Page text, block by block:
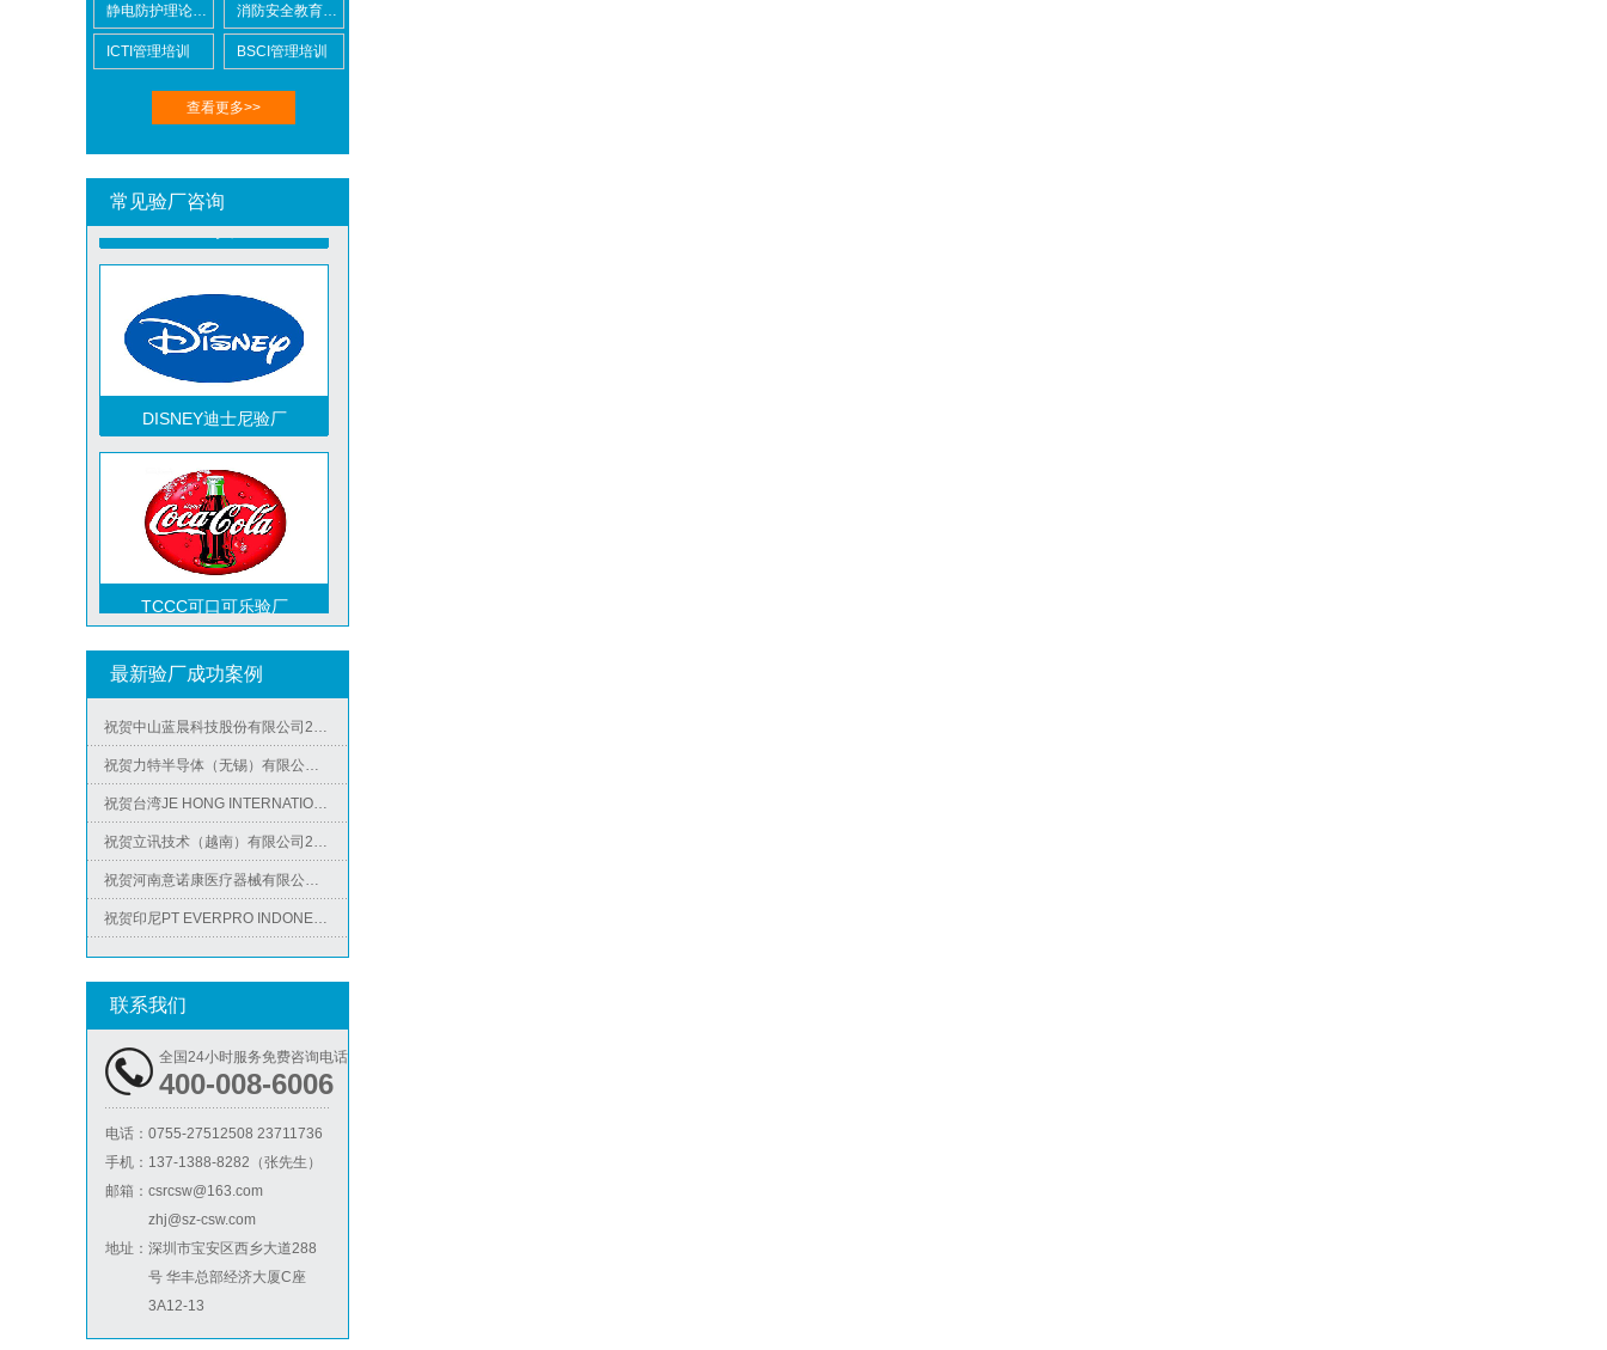
静电防护理论培训 消防安全教育培训
ICTI管理培训 BSCI管理培训
查看更多>>
常见验厂咨询
BSCI验厂
ICTI验厂
DISNEY迪士尼验厂
TCCC可口可乐验厂
Metro麦德龙验厂
ICS验厂
BSCI验厂
最新验厂成功案例
祝贺力特半导体（无锡）有限公司2026年快速通过RBA-VAP认证审核并取得170.2分
祝贺台湾JE HONG INTERNATIONAL TEXTILE CO., LTD 2026年快速通过GRS认证
祝贺立讯技术（越南）有限公司2026年快速通过RBA-VAP认证审核，斩获金牌评级！
祝贺河南意诺康医疗器械有限公司2026年快速通过GMP认证
祝贺印尼PT EVERPRO INDONESIA TECHNOLOGIES公司2026年快速通过RBA-VAP审核
祝贺泰国LIGHTUP公司2026年快速通过SCAN验厂审核并取得99分
祝贺中山蓝晨科技股份有限公司2026年快速通过BSCI验厂-B级
祝贺力特半导体（无锡）有限公司2026年快速通过RBA-VAP认证审核并取得170.2分
祝贺台湾JE HONG INTERNATIONAL TEXTILE CO., LTD 2026年快速通过GRS认证
祝贺印尼PT EVERPRO INDONESIA TECHNOLOGIES公司2026年快速通过RBA-VAP审核
联系我们
全国24小时服务免费咨询电话
400-008-6006
电话： 0755-27512508 23711736
手机： 137-1388-8282（张先生）
邮箱： csrcsw@163.com
zhj@sz-csw.com
地址： 深圳市宝安区西乡大道288
号 华丰总部经济大厦C座
3A12-13